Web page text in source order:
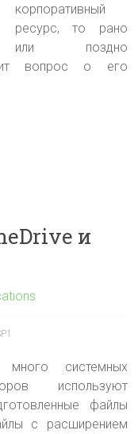
корпоративный
ресурс, то рано
или поздно
вопрос о его
и
много системных
используют
файлы
с расширением